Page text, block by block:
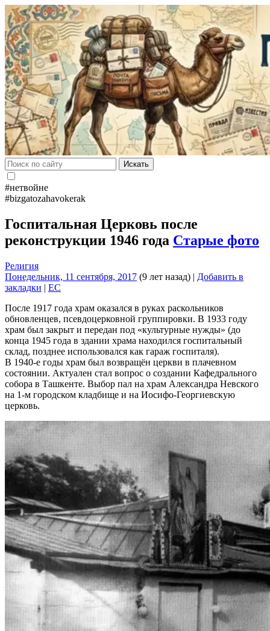
Искать
#нетвойне
#bizgatozahavokerak
Госпитальная Церковь после
реконструкции 1946 года Старые фото
Религия
Понедельник, 11 сентября, 2017 (9 лет назад) | Добавить в
закладки | EC
После 1917 года храм оказался в руках раскольников
обновленцев, псевдоцерковной группировки. В 1933 году
храм был закрыт и передан под «культурные нужды» (до
конца 1945 года в здании храма находился госпитальный
склад, позднее использовался как гараж госпиталя).
В 1940-е годы храм был возвращён церкви в плачевном
состоянии. Актуален стал вопрос о создании Кафедрального
собора в Ташкенте. Выбор пал на храм Александра Невского
на 1-м городском кладбище и на Иосифо-Георгиевскую
церковь.